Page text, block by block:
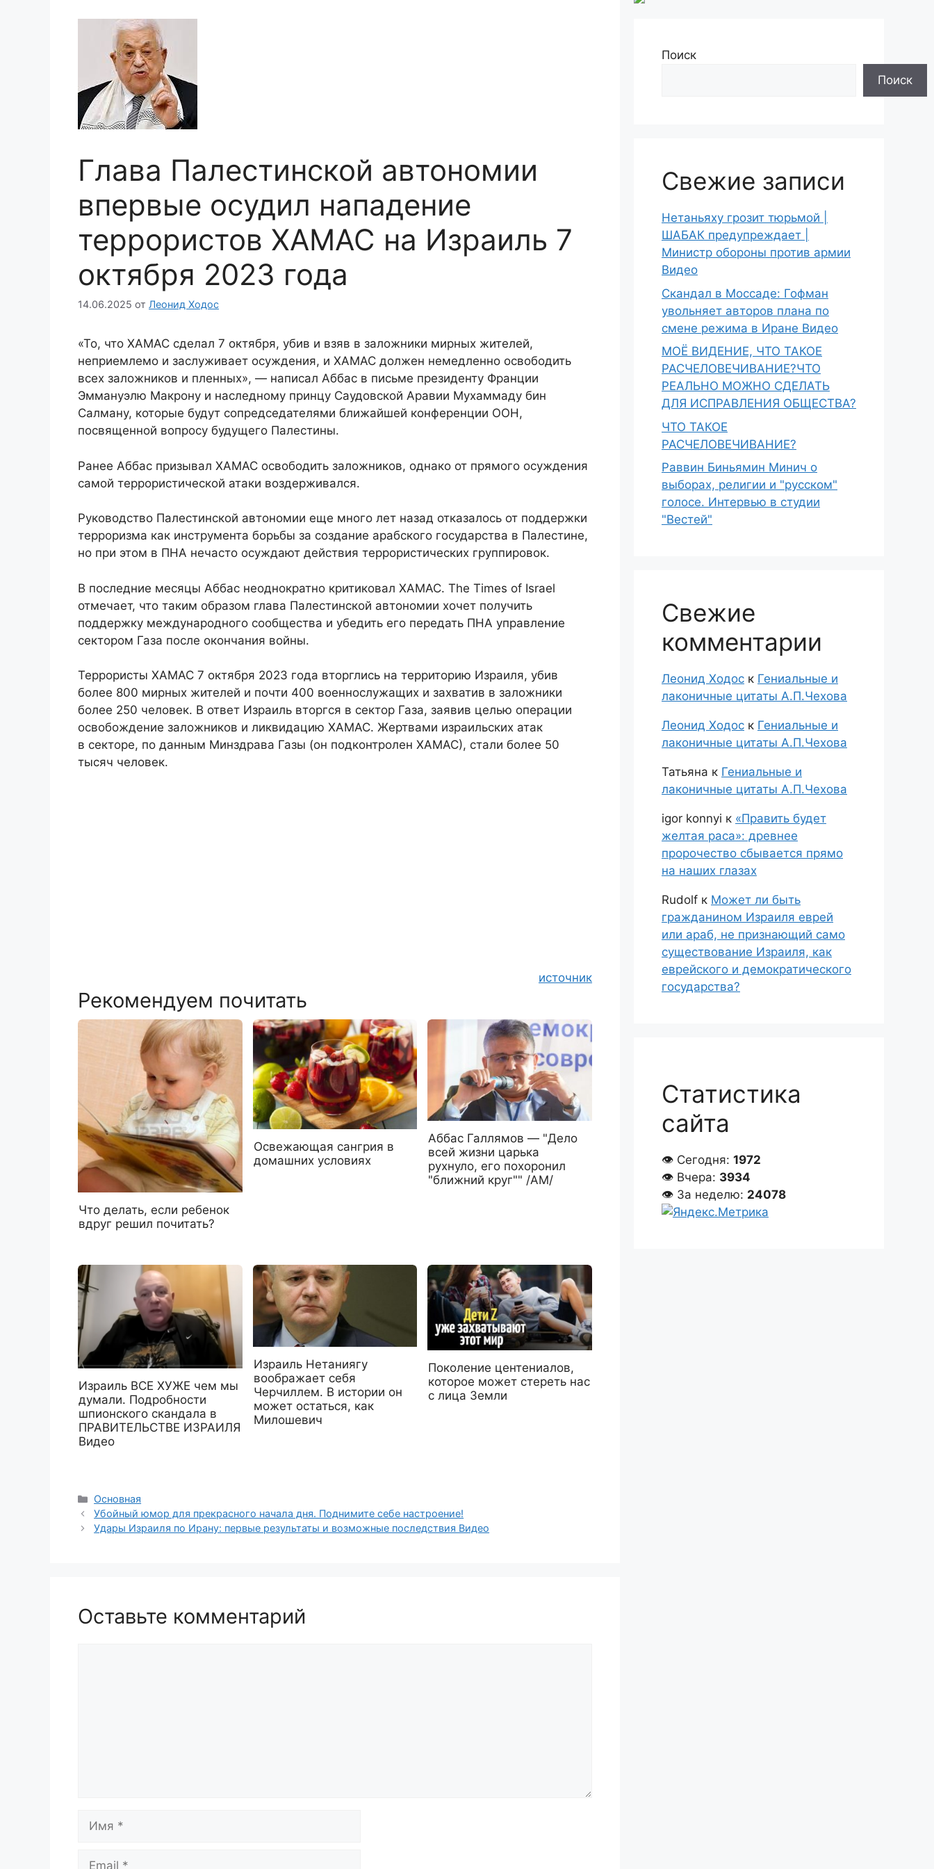
Глава Палестинской автономии
впервые осудил нападение
террористов ХАМАС на Израиль 7
октября 2023 года
14.06.2025 от Леонид Ходос
«То, что ХАМАС сделал 7 октября, убив и взяв в заложники мирных жителей,
неприемлемо и заслуживает осуждения, и ХАМАС должен немедленно освободить
всех заложников и пленных», — написал Аббас в письме президенту Франции
Эммануэлю Макрону и наследному принцу Саудовской Аравии Мухаммаду бин
Салману, которые будут сопредседателями ближайшей конференции ООН,
посвященной вопросу будущего Палестины.
Ранее Аббас призывал ХАМАС освободить заложников, однако от прямого осуждения
самой террористической атаки воздерживался.
Руководство Палестинской автономии еще много лет назад отказалось от поддержки
терроризма как инструмента борьбы за создание арабского государства в Палестине,
но при этом в ПНА нечасто осуждают действия террористических группировок.
В последние месяцы Аббас неоднократно критиковал ХАМАС. The Times of Israel
отмечает, что таким образом глава Палестинской автономии хочет получить
поддержку международного сообщества и убедить его передать ПНА управление
сектором Газа после окончания войны.
Террористы ХАМАС 7 октября 2023 года вторглись на территорию Израиля, убив
более 800 мирных жителей и почти 400 военнослужащих и захватив в заложники
более 250 человек. В ответ Израиль вторгся в сектор Газа, заявив целью операции
освобождение заложников и ликвидацию ХАМАС. Жертвами израильских атак
в секторе, по данным Минздрава Газы (он подконтролен ХАМАС), стали более 50
тысяч человек.
источник
Рекомендуем почитать
Что делать, если ребенок
вдруг решил почитать?
Освежающая сангрия в
домашних условиях
Аббас Галлямов — "Дело
всей жизни царька
рухнуло, его похоронил
"ближний круг"" /АМ/
Израиль ВСЕ ХУЖЕ чем мы
думали. Подробности
шпионского скандала в
ПРАВИТЕЛЬСТВЕ ИЗРАИЛЯ
Видео
Израиль Нетаниягу
воображает себя
Черчиллем. В истории он
может остаться, как
Милошевич
Поколение центениалов,
которое может стереть нас
с лица Земли
Рубрики
Основная
Убойный юмор для прекрасного начала дня. Поднимите себе настроение!
Удары Израиля по Ирану: первые результаты и возможные последствия Видео
Оставьте комментарий
Имя
Email
Поиск
Поиск
Свежие записи
Нетаньяху грозит тюрьмой |
ШАБАК предупреждает |
Министр обороны против армии
Видео
Скандал в Моссаде: Гофман
увольняет авторов плана по
смене режима в Иране Видео
МОЁ ВИДЕНИЕ, ЧТО ТАКОЕ
РАСЧЕЛОВЕЧИВАНИЕ?ЧТО
РЕАЛЬНО МОЖНО СДЕЛАТЬ
ДЛЯ ИСПРАВЛЕНИЯ ОБЩЕСТВА?
ЧТО ТАКОЕ
РАСЧЕЛОВЕЧИВАНИЕ?
Раввин Биньямин Минич о
выборах, религии и "русском"
голосе. Интервью в студии
"Вестей"
Свежие
комментарии
Леонид Ходос к Гениальные и
лаконичные цитаты А.П.Чехова
Леонид Ходос к Гениальные и
лаконичные цитаты А.П.Чехова
Татьяна к Гениальные и
лаконичные цитаты А.П.Чехова
igor konnyi к «Править будет
желтая раса»: древнее
пророчество сбывается прямо
на наших глазах
Rudolf к Может ли быть
гражданином Израиля еврей
или араб, не признающий само
существование Израиля, как
еврейского и демократического
государства?
Статистика
сайта
👁 Сегодня: 1972
👁 Вчера: 3934
👁 За неделю: 24078